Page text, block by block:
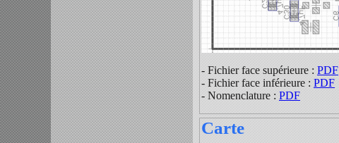
- Fichier face supérieure : PDF
- Fichier face inférieure : PDF
- Nomenclature : PDF
Carte